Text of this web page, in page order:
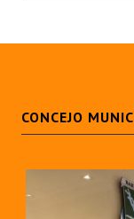
Noticias
Datos Históricos
Audiencias
CONCEJO